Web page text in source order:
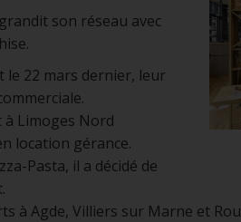
son réseau avec
le 22 mars dernier, leur
Limoges Nord
location gérance.
Pasta, il a décidé de
à Agde, Villiers sur Marne et